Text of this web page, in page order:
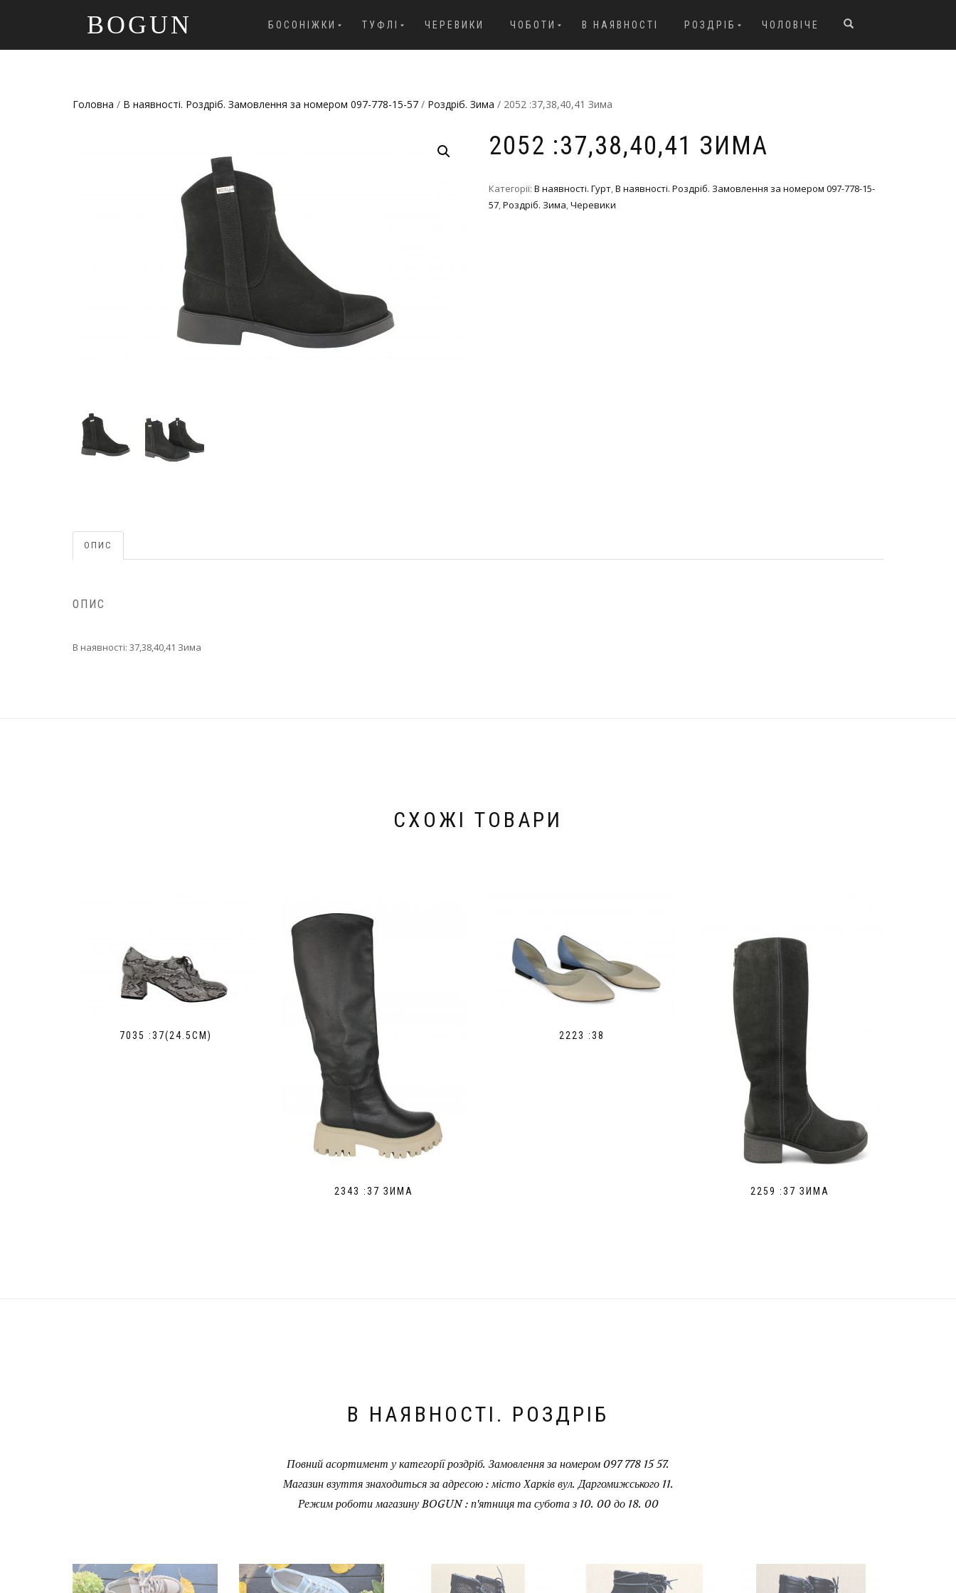
BOGUN БОСОНІЖКИ ТУФЛІ ЧЕРЕВИКИ ЧОБОТИ В НАЯВНОСТІ РОЗДРІБ ЧОЛОВІЧЕ
Головна / В наявності. Роздріб. Замовлення за номером 097-778-15-57 / Роздріб. Зима / 2052 :37,38,40,41 Зима
2052 :37,38,40,41 ЗИМА
Категорії: В наявності. Гурт,В наявності. Роздріб. Замовлення за номером 097-778-15-
57,Роздріб. Зима,Черевики
ОПИС
ОПИС
В наявності: 37,38,40,41 Зима
СХОЖІ ТОВАРИ
7035 :37(24.5СМ)
2343 :37 ЗИМА
2223 :38
2259 :37 ЗИМА
В НАЯВНОСТІ. РОЗДРІБ
Повний асортимент у категорії роздріб. Замовлення за номером 097 778 15 57.
Магазин взуття знаходиться за адресою : місто Харків вул. Даргомижського 11.
Режим роботи магазину BOGUN : п'ятниця та субота з 10. 00 до 18. 00